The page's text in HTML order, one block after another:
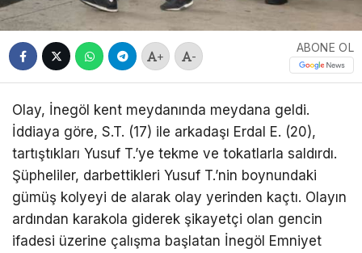
+ -
ABONE OL
Olay, İnegöl kent meydanında meydana geldi.
İddiaya göre, S.T. (17) ile arkadaşı Erdal E. (20),
tartıştıkları Yusuf T.’ye tekme ve tokatlarla saldırdı.
Şüpheliler, darbettikleri Yusuf T.’nin boynundaki
gümüş kolyeyi de alarak olay yerinden kaçtı. Olayın
ardından karakola giderek şikayetçi olan gencin
ifadesi üzerine çalışma başlatan İnegöl Emniyet